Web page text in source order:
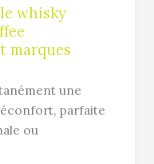
whisky
marques
une
parfaite
ou